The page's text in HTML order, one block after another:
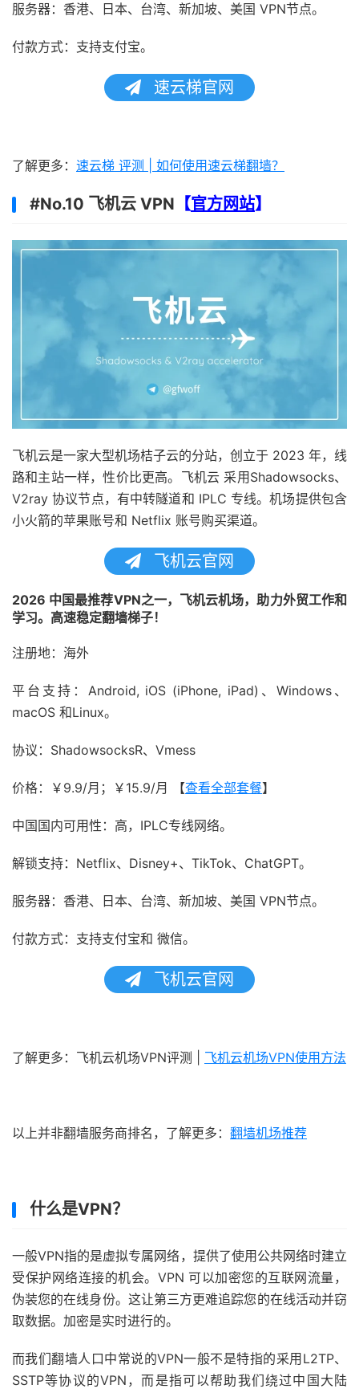
服务器：香港、日本、台湾、新加坡、美国 VPN节点。
付款方式：支持支付宝。
速云梯官网
了解更多： 速云梯 评测 | 如何使用速云梯翻墙？
#No.10 飞机云 VPN 【官方网站】
飞机云是一家大型机场桔子云的分站，创立于 2023 年，线
路和主站一样，性价比更高。飞机云 采用Shadowsocks、
V2ray 协议节点，有中转隧道和 IPLC 专线。机场提供包含
小火箭的苹果账号和 Netflix 账号购买渠道。
飞机云官网
2026 中国最推荐VPN之一，飞机云机场，助力外贸工作和
学习。高速稳定翻墙梯子！
注册地：海外
平台支持：Android, iOS (iPhone, iPad)、Windows、
macOS 和Linux。
协议：ShadowsocksR、Vmess
价格：￥9.9/月；￥15.9/月 【查看全部套餐】
中国国内可用性：高，IPLC专线网络。
解锁支持：Netflix、Disney+、TikTok、ChatGPT。
服务器：香港、日本、台湾、新加坡、美国 VPN节点。
付款方式：支持支付宝和 微信。
飞机云官网
了解更多：飞机云机场VPN评测 | 飞机云机场VPN使用方法
以上并非翻墙服务商排名，了解更多： 翻墙机场推荐
什么是VPN？
一般VPN指的是虚拟专属网络，提供了使用公共网络时建立
受保护网络连接的机会。VPN 可以加密您的互联网流量，
伪装您的在线身份。这让第三方更难追踪您的在线活动并窃
取数据。加密是实时进行的。
而我们翻墙人口中常说的VPN一般不是特指的采用L2TP、
SSTP等协议的VPN，而是指可以帮助我们绕过中国大陆